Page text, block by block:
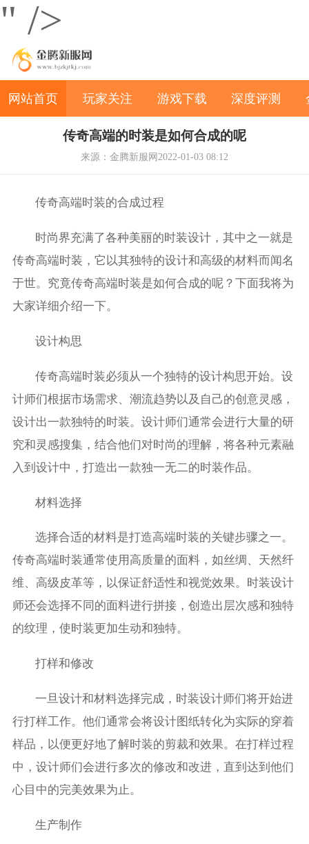
" />
网站首页 玩家关注 游戏下载 深度评测
传奇高端的时装是如何合成的呢
来源：金腾新服网2022-01-03 08:12
传奇高端时装的合成过程
时尚界充满了各种美丽的时装设计，其中之一就是
传奇高端时装，它以其独特的设计和高级的材料而闻名
于世。究竟传奇高端时装是如何合成的呢？下面我将为
大家详细介绍一下。
设计构思
传奇高端时装必须从一个独特的设计构思开始。设
计师们根据市场需求、潮流趋势以及自己的创意灵感，
设计出一款独特的时装。设计师们通常会进行大量的研
究和灵感搜集，结合他们对时尚的理解，将各种元素融
入到设计中，打造出一款独一无二的时装作品。
材料选择
选择合适的材料是打造高端时装的关键步骤之一。
传奇高端时装通常使用高质量的面料，如丝绸、天然纤
维、高级皮革等，以保证舒适性和视觉效果。时装设计
师还会选择不同的面料进行拼接，创造出层次感和独特
的纹理，使时装更加生动和独特。
打样和修改
一旦设计和材料选择完成，时装设计师们将开始进
行打样工作。他们通常会将设计图纸转化为实际的穿着
样品，以便更好地了解时装的剪裁和效果。在打样过程
中，设计师们会进行多次的修改和改进，直到达到他们
心目中的完美效果为止。
生产制作